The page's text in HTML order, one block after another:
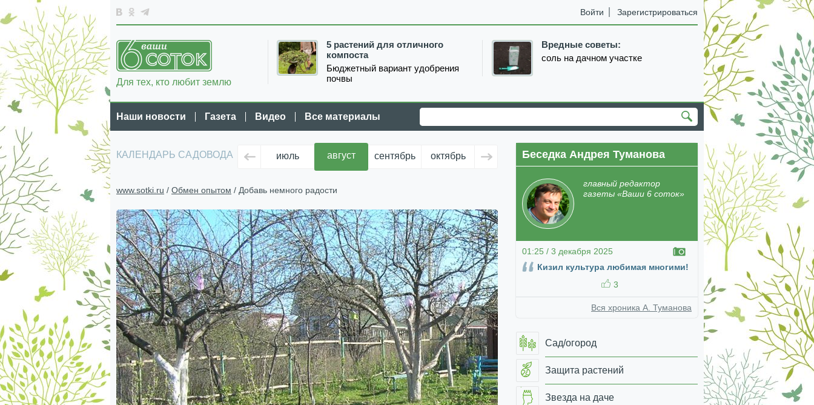
Войти Зарегистрироваться
5 растений для отличного
компоста
Бюджетный вариант удобрения
почвы
Вредные советы:
соль на дачном участке
Для тех, кто любит землю
Наши новости Газета Видео Все материалы
КАЛЕНДАРЬ САДОВОДА июль август сентябрь октябрь ноябрь декабрь январь февраль март апрель
www.sotki.ru / Обмен опытом / Добавь немного радости
Беседка Андрея Туманова
главный редактор
газеты «Ваши 6 соток»
01:25 / 3 декабря 2025
Кизил культура любимая многими!
3
Вся хроника А. Туманова
Сад/огород
Защита растений
Звезда на даче